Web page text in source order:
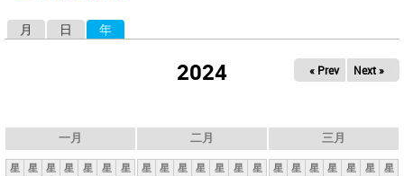
月 日 年
2024 « Prev Next »
一月
星 星 星 星 星 星
星
二月
星 星 星 星 星 星 星
三月
星 星 星 星 星 星 星